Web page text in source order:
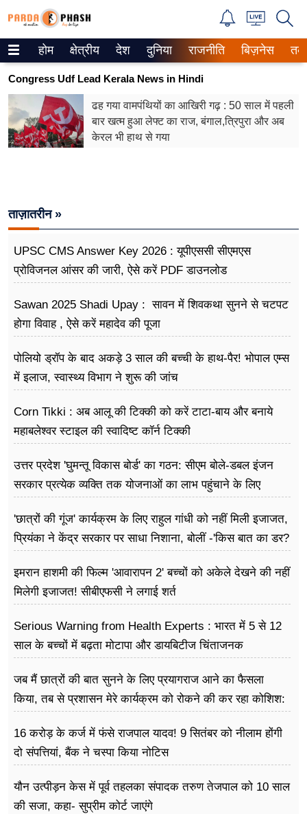
Trending on Google News
ePaper
वेब स्टोरीज
वीडियो
रिलेशनशिप
जीवन मंत्रा
ब्‍यूटी
जॉब्स
शिक्षा
अन्य खबरें
होम क्षेत्रीय देश दुनिया राजनीति बिज़नेस
Congress Udf Lead Kerala News in Hindi
ढह गया वामपंथियों का आखिरी गढ़ : 50 साल में पहली
बार खत्म हुआ लेफ्ट का राज, बंगाल,त्रिपुरा और अब
केरल भी हाथ से गया
ताज़ातरीन »
UPSC CMS Answer Key 2026 : यूपीएससी सीएमएस
प्रोविजनल आंसर की जारी, ऐसे करें PDF डाउनलोड
Sawan 2025 Shadi Upay : सावन में शिवकथा सुनने से चटपट
होगा विवाह , ऐसे करें महादेव की पूजा
पोलियो ड्रॉप के बाद अकड़े 3 साल की बच्ची के हाथ-पैर! भोपाल एम्स
में इलाज, स्वास्थ्य विभाग ने शुरू की जांच
Corn Tikki : अब आलू की टिक्की को करें टाटा-बाय और बनाये
महाबलेश्वर स्टाइल की स्वादिष्ट कॉर्न टिक्की
उत्तर प्रदेश 'घुमन्तू विकास बोर्ड' का गठन: सीएम बोले-डबल इंजन
सरकार प्रत्येक व्यक्ति तक योजनाओं का लाभ पहुंचाने के लिए
'छात्रों की गूंज' कार्यक्रम के लिए राहुल गांधी को नहीं मिली इजाजत,
प्रियंका ने केंद्र सरकार पर साधा निशाना, बोलीं -'किस बात का डर?
इमरान हाशमी की फिल्म 'आवारापन 2' बच्चों को अकेले देखने की नहीं
मिलेगी इजाजत! सीबीएफसी ने लगाई शर्त
Serious Warning from Health Experts : भारत में 5 से 12
साल के बच्चों में बढ़ता मोटापा और डायबिटीज चिंताजनक
जब मैं छात्रों की बात सुनने के लिए प्रयागराज आने का फैसला
किया, तब से प्रशासन मेरे कार्यक्रम को रोकने की कर रहा कोशिश:
16 करोड़ के कर्ज में फंसे राजपाल यादव! 9 सितंबर को नीलाम होंगी
दो संपत्तियां, बैंक ने चस्पा किया नोटिस
यौन उत्पीड़न केस में पूर्व तहलका संपादक तरुण तेजपाल को 10 साल
की सजा, कहा- सुप्रीम कोर्ट जाएंगे